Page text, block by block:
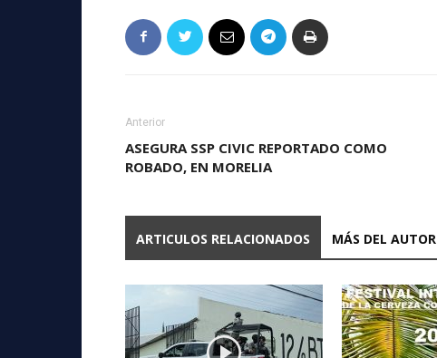
Anterior
ASEGURA SSP CIVIC REPORTADO COMO
ROBADO, EN MORELIA
ARTICULOS RELACIONADOS MÁS DEL AUTOR